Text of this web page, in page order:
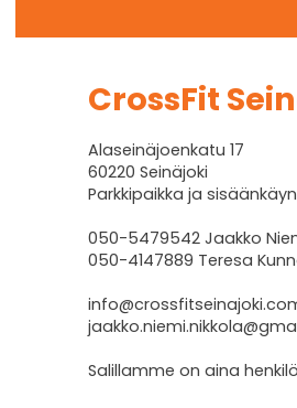
CrossFit
Alaseinäjoenkatu 17
60220 Seinäjoki
Parkkipaikka ja
050-5479542 Jaakko
050-4147889 Teresa
Salillamme on aina